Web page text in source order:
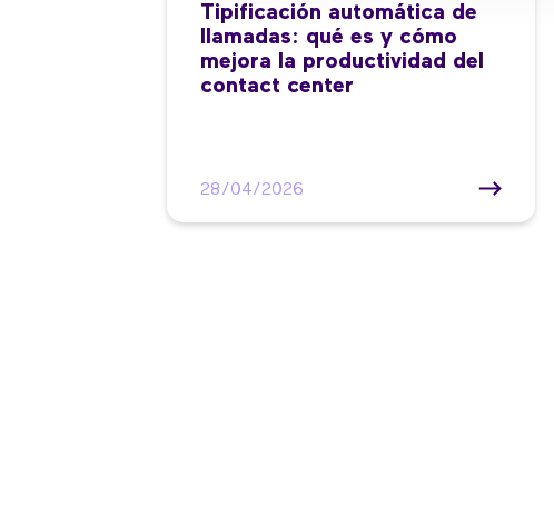
Tipificación automática de
llamadas: qué es y cómo
mejora la productividad del
contact center
28/04/2026